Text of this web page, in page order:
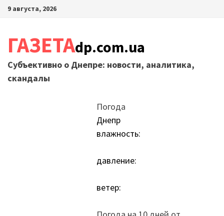
Перейти
9 августа, 2026
ГАЗЕТАdp.com.ua
Субъективно о Днепре: новости, аналитика,
скандалы
Погода
Днепр
влажность:
давление:
ветер: